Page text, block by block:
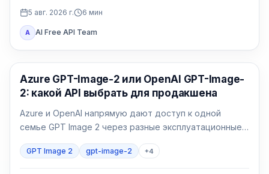
5 авг. 2026 г. 6 мин
A AI Free API Team
Генерация изображений ИИ
Azure GPT-Image-2 или OpenAI GPT-Image-
2: какой API выбрать для продакшена
Azure и OpenAI напрямую дают доступ к одной
семье GPT Image 2 через разные эксплуатационные
договоры. Выбор определяют идентификация,
регион, счёт, квота, формат и владелец поддержки.
GPT Image 2 gpt-image-2 +4